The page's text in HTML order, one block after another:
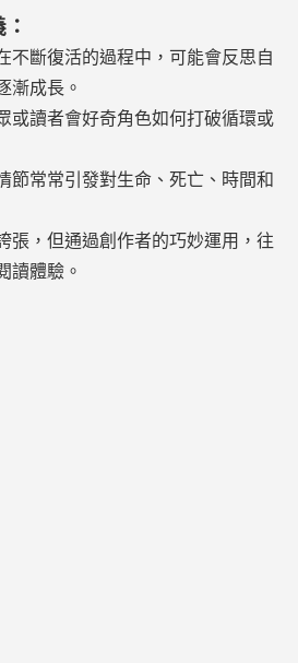
不斷復活的過程中，可能會反思自
漸成長。
或讀者會好奇角色如何打破循環或
節常常引發對生命、死亡、時間和
張，但通過創作者的巧妙運用，往
讀體驗。